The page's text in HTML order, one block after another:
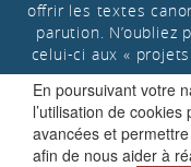
En poursuivant votre
l’utilisation de
avancées et
afin de nous aider à
offrir les textes
parution. N’oubliez
celui-ci aux «